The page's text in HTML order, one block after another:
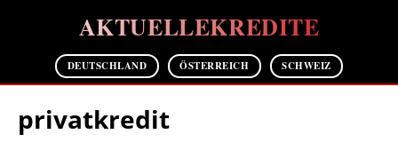
AKTUELLEKREDITE
DEUTSCHLAND ÖSTERREICH SCHWEIZ
privatkredit